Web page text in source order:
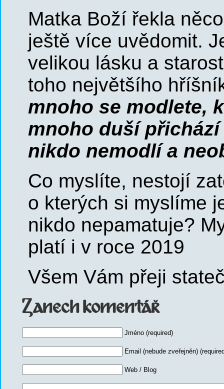
Matka Boží řekla
ještě více uvědomit.
velikou lásku a
toho největšího
mnoho se modlete,
mnoho duší
nikdo nemodlí a
Co myslíte, nestojí
o kterých si myslíme
nikdo nepamatuje?
platí i v roce 2019
Všem Vám přeji
Zanech komentář
Jméno (required)
Email (nebude zveřejněn)
Web / Blog